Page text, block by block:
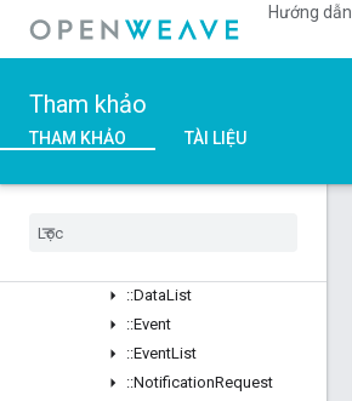
Hướng dẫn
Tham khảo
THAM KHẢO TÀI LIỆU
::DataManagement_Current
Tổng quan
Structs
::CustomCommand
::DataList
::Event
::EventList
::NotificationRequest